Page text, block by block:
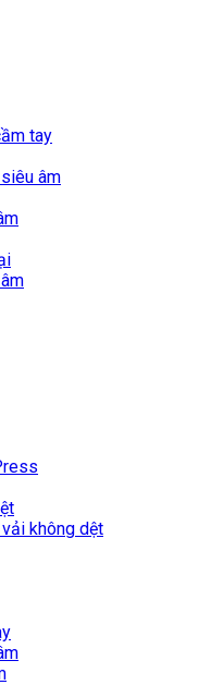
tay
âm
không dệt